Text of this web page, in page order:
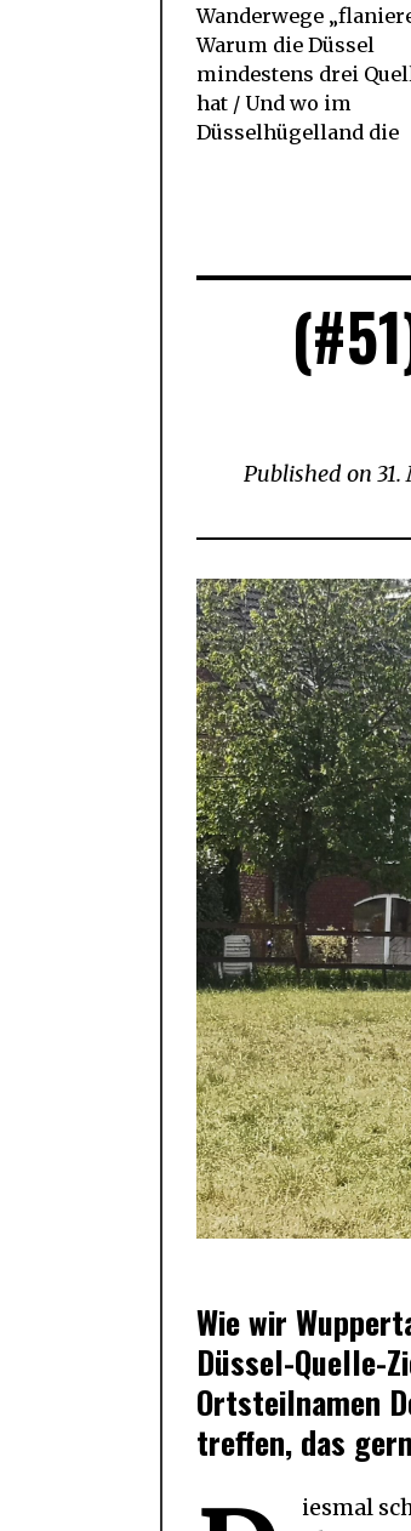
Wanderwege
Warum die Düssel
mindestens drei
hat / Und wo im
Düsselhügelland die
Published on
Wie wir
Düssel-Quelle-
Ortsteilnamen
treffen, das
iesmal